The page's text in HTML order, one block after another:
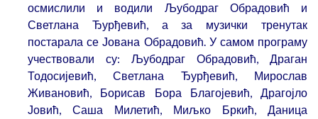
осмислили и водили Љубодраг Обрадовић и
Светлана Ђурђевић, а за музички тренутак
постарала се Јована Обрадовић. У самом програму
учествовали су: Љубодраг Обрадовић, Драган
Тодосијевић, Светлана Ђурђевић, Мирослав
Живановић, Борисав Бора Благојевић, Драгојло
Јовић, Саша Милетић, Миљко Бркић, Даница